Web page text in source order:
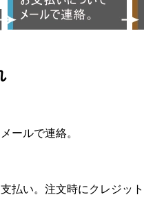
ールで連絡。
払い。注文時にクレジッ